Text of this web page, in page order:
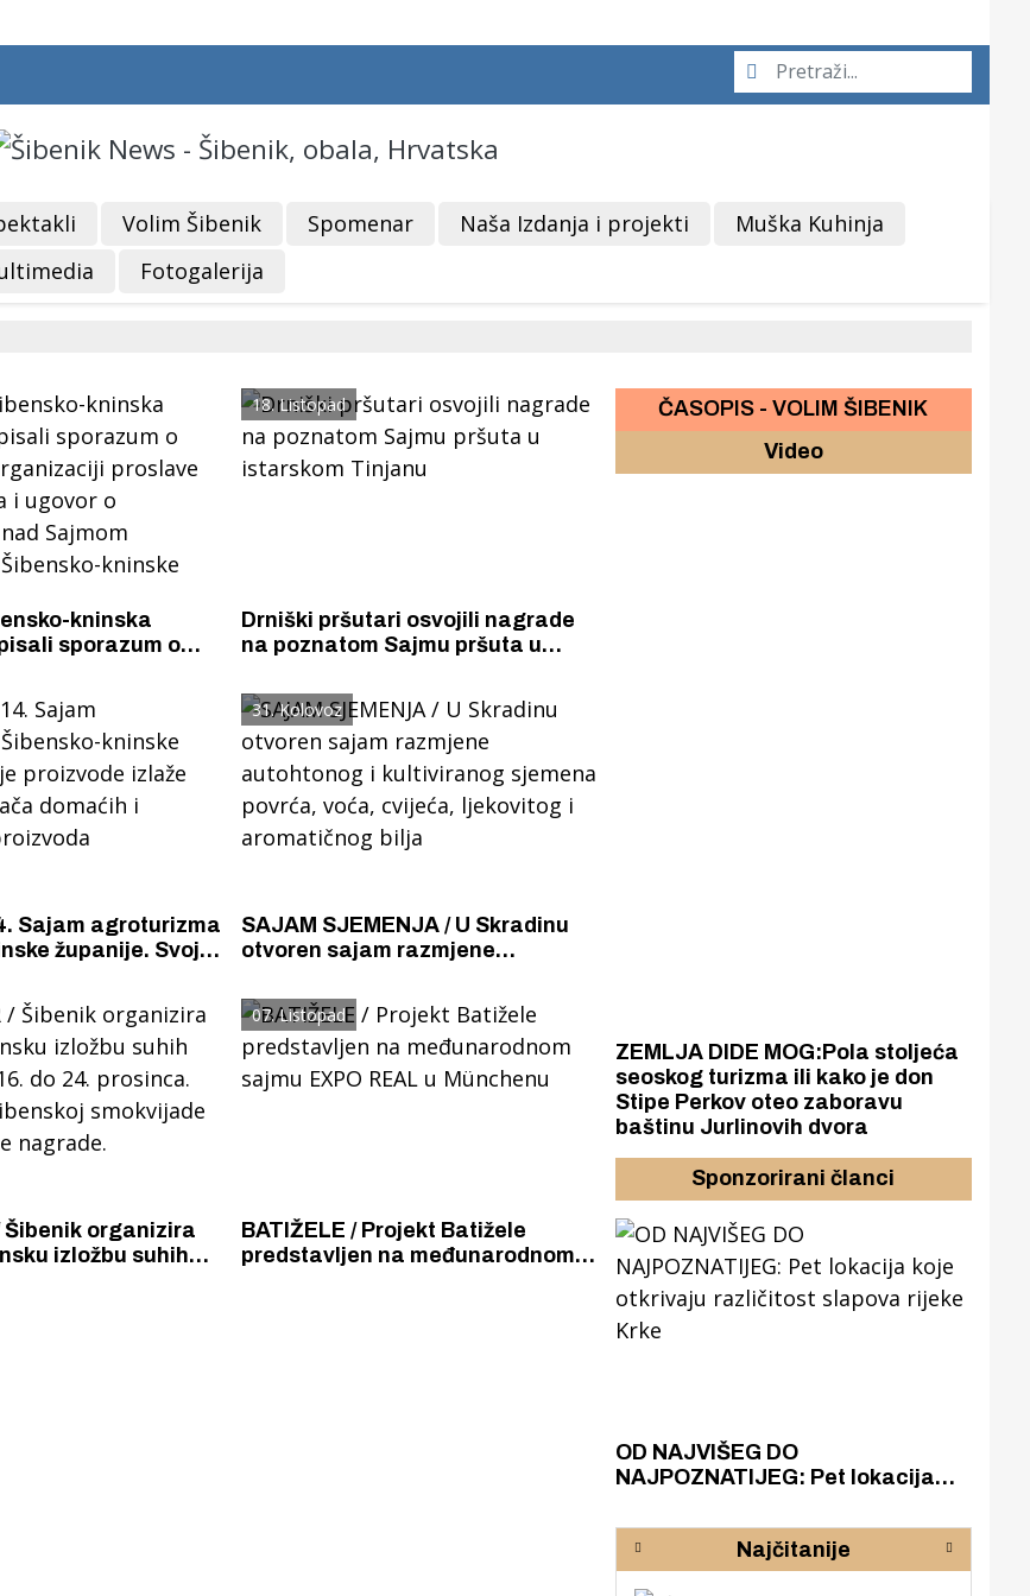
Volim Šibenik Spomenar Naša Izdanja i projekti
Muška Kuhinja
Fotogalerija
kninska
sporazum o
i ugovor o
Sajmom
kninske
18. Listopad
Drniški pršutari osvojili nagrade
na poznatom Sajmu pršuta u
Sajam agroturizma
županije. Svoje
proizvoda
31. Kolovoz
SAJAM SJEMENJA / U Skradinu
otvoren sajam razmjene
sjemena povrća, voća, cvijeća,
ljekovitog i aromatičnog bilja
Šibenik organizira
izložbu suhih
07. Listopad
BATIŽELE / Projekt Batižele
predstavljen na međunarodnom
ČASOPIS - VOLIM ŠIBENIK
Video
ZEMLJA DIDE MOG:Pola stoljeća
seoskog turizma ili kako je don
Stipe Perkov oteo zaboravu
baštinu Jurlinovih dvora
Sponzorirani članci
OD NAJVIŠEG DO
NAJPOZNATIJEG: Pet lokacija
rijeke Krke
Najčitanije